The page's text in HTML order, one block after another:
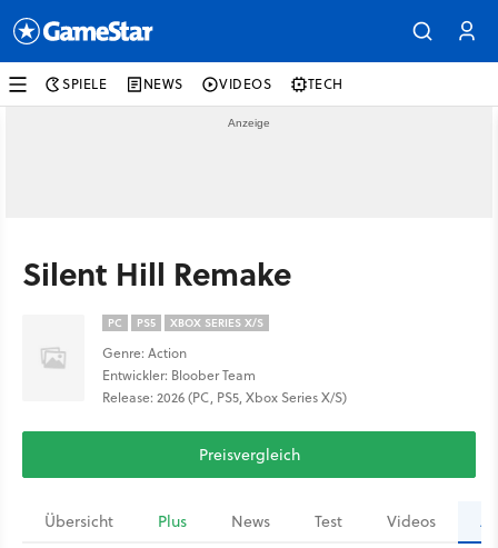
SPIELE NEWS VIDEOS TECH
Silent Hill Remake
PC PS5 XBOX SERIES X/S
Genre: Action
Entwickler: Bloober Team
Release: 2026 (PC, PS5, Xbox Series X/S)
Preisvergleich
Übersicht Plus News Test Videos